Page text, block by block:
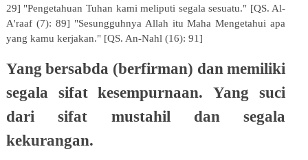
29] "Pengetahuan Tuhan kami meliputi segala sesuatu." [QS. Al-
A'raaf (7): 89] "Sesungguhnya Allah itu Maha Mengetahui apa
yang kamu kerjakan." [QS. An-Nahl (16): 91]
Yang bersabda (berfirman) dan memiliki
segala
sifat kesempurnaan. Yang
suci
dari sifat mustahil dan segala
kekurangan.